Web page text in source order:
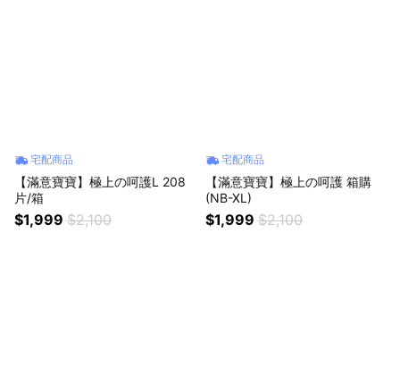
宅配商品
【滿意寶寶】極上の呵護L 208
片/箱
$1,999 $2,100
宅配商品
【滿意寶寶】極上の呵護 箱購
(NB-XL)
$1,999 $2,100